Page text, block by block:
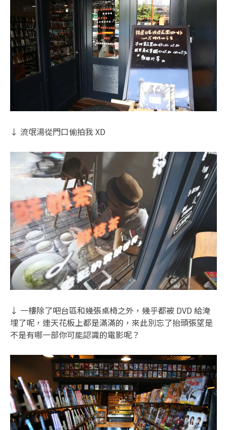
↓ 流氓湯從門口偷拍我 XD
↓ 一樓除了吧台區和幾張桌椅之外，幾乎都被 DVD 給淹
埋了呢，連天花板上都是滿滿的，來此別忘了抬頭張望是
不是有哪一部你可能認識的電影呢？